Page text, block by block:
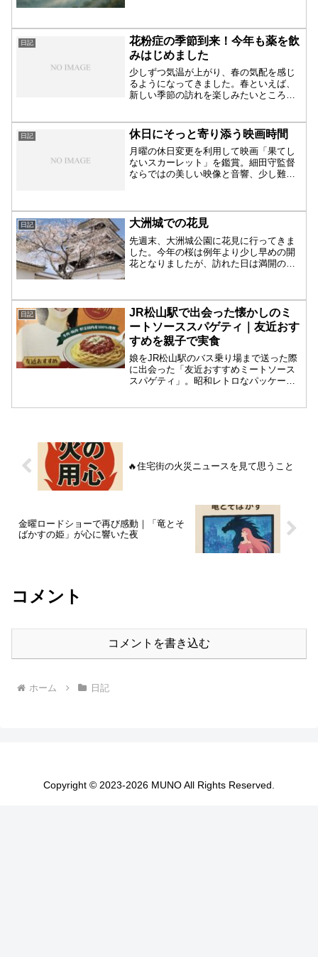
日記
花粉症の季節到来！今年も薬を飲
みはじめました
少しずつ気温が上がり、春の気配を感じ
るようになってきました。春といえば、
新しい季節の訪れを楽しみたいところで
薬、今週からスタート例年のことなが
ら、今年も花粉の飛散が気にな...
日記 休日にそっと寄り添う映画時間
月曜の休日変更を利用して映画「果てし
ないスカーレット」を鑑賞。細田守監督
ならではの美しい映像と音響、少し難し
日記 大洲城での花見
先週末、大洲城公園に花見に行ってきま
した。今年の桜は例年より少し早めの開
花となりましたが、訪れた日は満開のち
た。お城の周囲をピンク色に染める桜並
木が、訪れる人々を優しく...
日記
JR松山駅で出会った懐かしのミ
ートソーススパゲティ｜友近おす
すめを親子で実食
娘をJR松山駅のバス乗り場まで送った際
に出会った「友近おすすめミートソース
スパゲティ」。昭和レトロなパッケージ
🔥住宅街の火災ニュースを見て思うこと
金曜ロードショーで再び感動｜「竜とそ
ばかすの姫」が心に響いた夜
コメント
コメントを書き込む
ホーム 日記
Copyright © 2023-2026 MUNO All Rights Reserved.